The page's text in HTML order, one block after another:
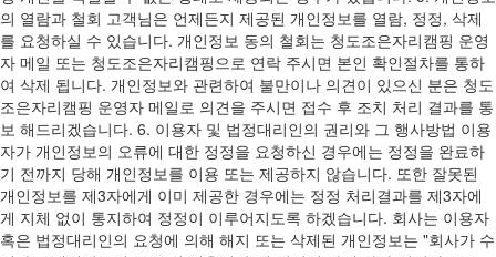
의 열람과 철회 고객님은 언제든지 제공된 개인정보를 열람, 정정, 삭제
를 요청하실 수 있습니다. 개인정보 동의 철회는 청도조은자리캠핑 운영
자 메일 또는 청도조은자리캠핑으로 연락 주시면 본인 확인절차를 통하
여 삭제 됩니다. 개인정보와 관련하여 불만이나 의견이 있으신 분은 청도
조은자리캠핑 운영자 메일로 의견을 주시면 접수 후 조치 처리 결과를 통
보 해드리겠습니다. 6. 이용자 및 법정대리인의 권리와 그 행사방법 이용
자가 개인정보의 오류에 대한 정정을 요청하신 경우에는 정정을 완료하
기 전까지 당해 개인정보를 이용 또는 제공하지 않습니다. 또한 잘못된
개인정보를 제3자에게 이미 제공한 경우에는 정정 처리결과를 제3자에
게 지체 없이 통지하여 정정이 이루어지도록 하겠습니다. 회사는 이용자
혹은 법정대리인의 요청에 의해 해지 또는 삭제된 개인정보는 "회사가 수